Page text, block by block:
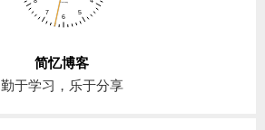
简忆博客
勤于学习，乐于分享